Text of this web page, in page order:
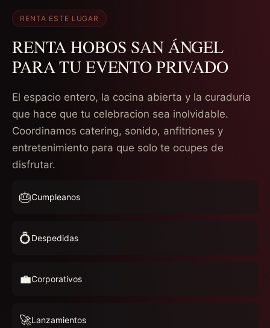
RENTA ESTE LUGAR
RENTA HOBOS SAN ÁNGEL
PARA TU EVENTO PRIVADO
El espacio entero, la cocina abierta y la curaduria
que hace que tu celebracion sea inolvidable.
Coordinamos catering, sonido, anfitriones y
entretenimiento para que solo te ocupes de
disfrutar.
🎂Cumpleanos
💍Despedidas
💼Corporativos
🚀Lanzamientos